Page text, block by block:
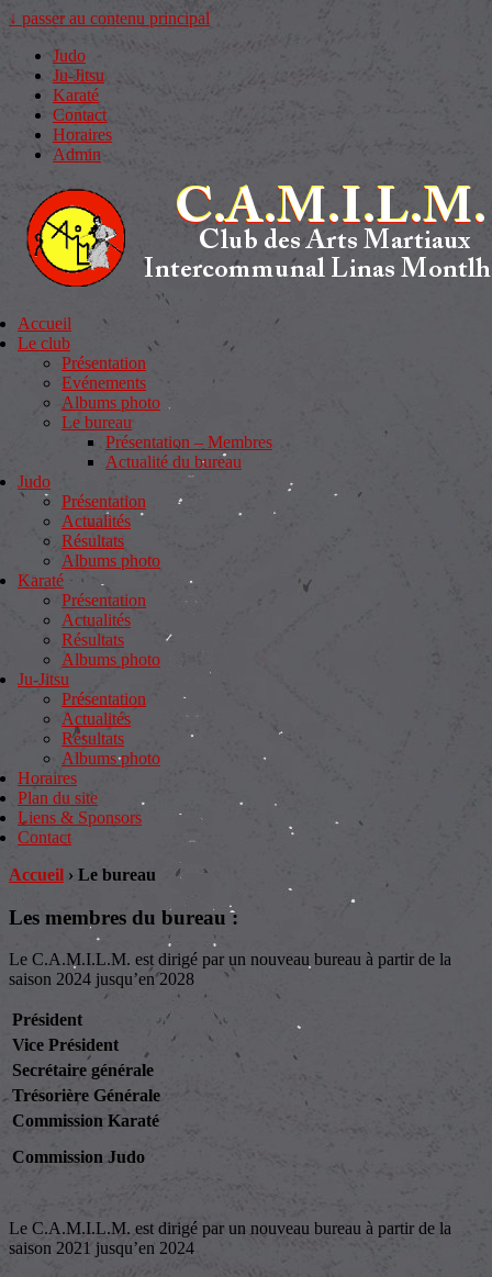
↓ passer au contenu principal
Judo
Ju-Jitsu
Karaté
Contact
Horaires
Admin
Accueil
Le club
Présentation
Evénements
Albums photo
Le bureau
Présentation – Membres
Actualité du bureau
Judo
Présentation
Actualités
Résultats
Albums photo
Karaté
Présentation
Actualités
Résultats
Albums photo
Ju-Jitsu
Présentation
Actualités
Résultats
Albums photo
Horaires
Plan du site
Liens & Sponsors
Contact
Accueil › Le bureau
Les membres du bureau :
Le C.A.M.I.L.M. est dirigé par un nouveau bureau à partir de la
saison 2024 jusqu’en 2028
Président
Vice Président
Secrétaire générale
Trésorière Générale
Commission Karaté
Commission Judo
Le C.A.M.I.L.M. est dirigé par un nouveau bureau à partir de la
saison 2021 jusqu’en 2024